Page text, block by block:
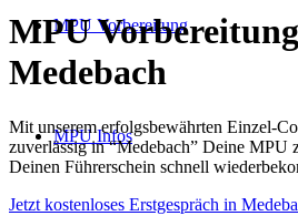
MPU Vorbereitung
MPU Infos
MPU
Medebach
Mit unserem erfolgsbewährten Einzel-
zuverlässig in “Medebach” Deine MPU
Deinen Führerschein schnell
Jetzt kostenloses Erstgespräch in